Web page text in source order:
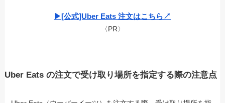
▶︎[公式]Uber Eats 注文はこちら↗︎
〈PR〉
Uber Eats の注文で受け取り場所を指定する際の注意点